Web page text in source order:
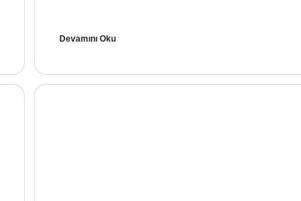
Devamını Oku